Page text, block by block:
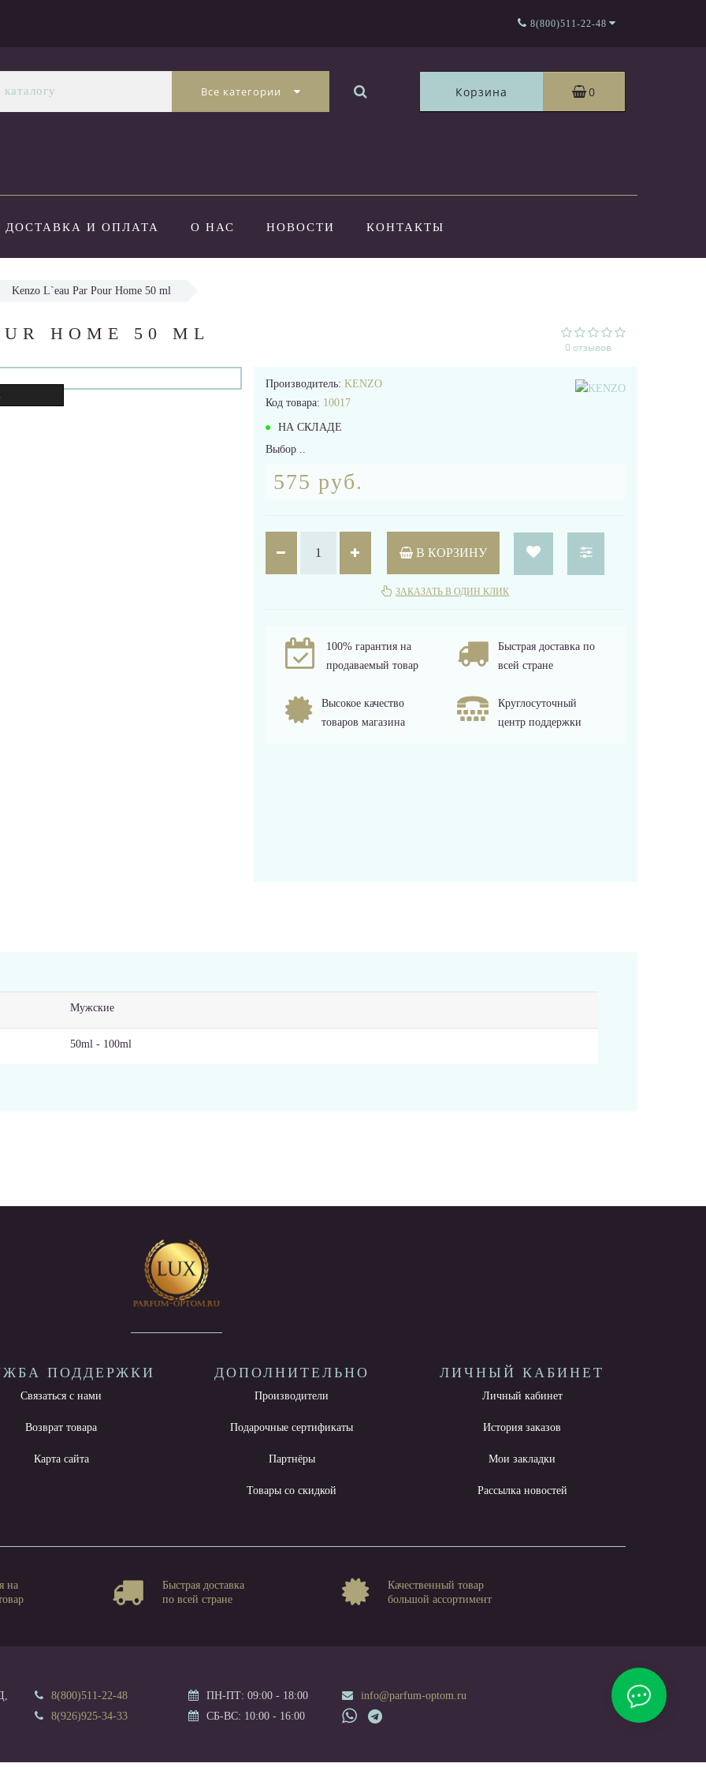
8(800)511-22-48
Все категории Корзина 0
ДОСТАВКА И ОПЛАТА О НАС НОВОСТИ КОНТАКТЫ
Kenzo L`eau Par Pour Home 50 ml
HOME 50 ML
0 отзывов
Производитель: KENZO
Код товара: 10017
НА СКЛАДЕ
Выбор ..
575 руб.
В КОРЗИНУ
ЗАКАЗАТЬ В ОДИН КЛИК
100% гарантия на
продаваемый товар
Быстрая доставка по
всей стране
Высокое качество
товаров магазина
Круглосуточный
центр поддержки
Мужские
50ml - 100ml
ПОДДЕРЖКИ
Связаться с нами
Возврат товара
Карта сайта
ДОПОЛНИТЕЛЬНО
Производители
Подарочные сертификаты
Партнёры
Товары со скидкой
ЛИЧНЫЙ КАБИНЕТ
Личный кабинет
История заказов
Мои закладки
Рассылка новостей
на
Быстрая доставка
по всей стране
Качественный товар
большой ассортимент
8(800)511-22-48
8(926)925-34-33
ПН-ПТ: 09:00 - 18:00
СБ-ВС: 10:00 - 16:00
info@parfum-optom.ru